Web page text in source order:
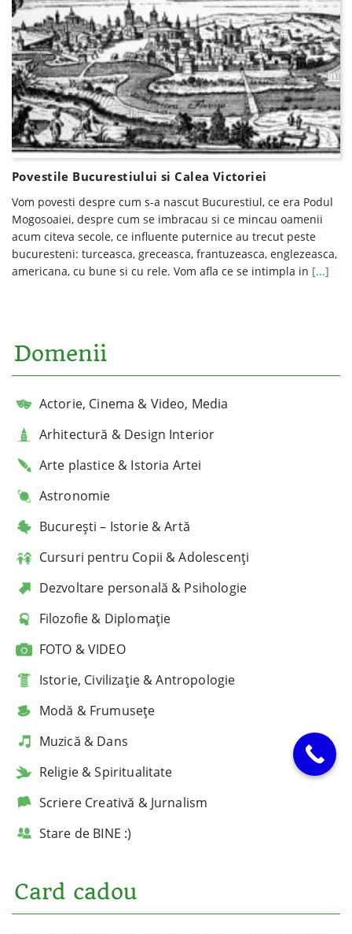
Povestile Bucurestiului si Calea Victoriei
Vom povesti despre cum s-a nascut Bucurestiul, ce era Podul
Mogosoaiei, despre cum se imbracau si ce mincau oamenii
acum citeva secole, ce influente puternice au trecut peste
bucuresteni: turceasca, greceasca, frantuzeasca, englezeasca,
americana, cu bune si cu rele. Vom afla ce se intimpla in [...]
Domenii
Actorie, Cinema & Video, Media
Arhitectură & Design Interior
Arte plastice & Istoria Artei
Astronomie
București – Istorie & Artă
Cursuri pentru Copii & Adolescenți
Dezvoltare personală & Psihologie
Filozofie & Diplomație
FOTO & VIDEO
Istorie, Civilizație & Antropologie
Modă & Frumusețe
Muzică & Dans
Religie & Spiritualitate
Scriere Creativă & Jurnalism
Stare de BINE :)
Card cadou